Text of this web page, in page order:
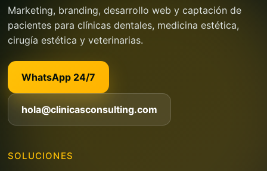
Marketing, branding, desarrollo web y captación de
pacientes para clínicas dentales, medicina estética,
cirugía estética y veterinarias.
WhatsApp 24/7
hola@clinicasconsulting.com
SOLUCIONES